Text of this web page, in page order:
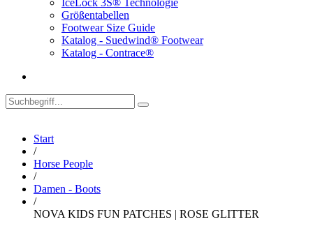
IceLock 3S® Technologie
Größentabellen
Footwear Size Guide
Katalog - Suedwind® Footwear
Katalog - Contrace®
Start
/
Horse People
/
Damen - Boots
/
NOVA KIDS FUN PATCHES | ROSE GLITTER